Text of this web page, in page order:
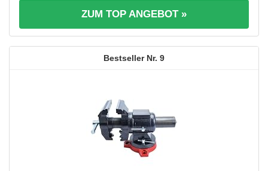
ZUM TOP ANGEBOT »
9